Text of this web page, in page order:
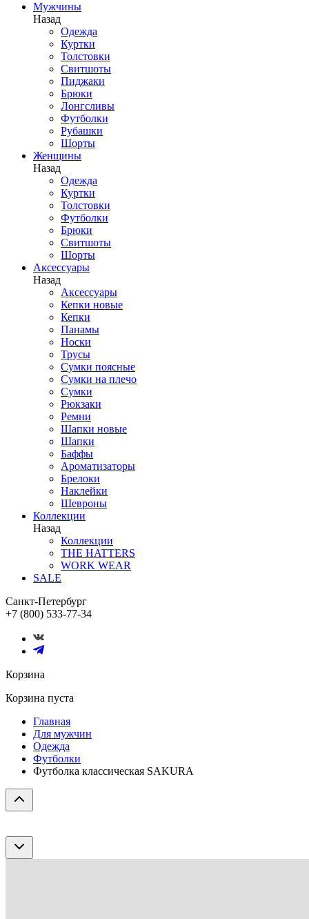
Мужчины
Назад
Одежда
Куртки
Толстовки
Свитшоты
Пиджаки
Брюки
Лонгсливы
Футболки
Рубашки
Шорты
Женщины
Назад
Одежда
Куртки
Толстовки
Футболки
Брюки
Свитшоты
Шорты
Аксессуары
Назад
Аксессуары
Кепки новые
Кепки
Панамы
Носки
Трусы
Сумки поясные
Сумки на плечо
Сумки
Рюкзаки
Ремни
Шапки новые
Шапки
Баффы
Ароматизаторы
Брелоки
Наклейки
Шевроны
Коллекции
Назад
Коллекции
THE HATTERS
WORK WEAR
SALE
Санкт-Петербург
+7 (800) 533-77-34
Корзина
Корзина пуста
Главная
Для мужчин
Одежда
Футболки
Футболка классическая SAKURA